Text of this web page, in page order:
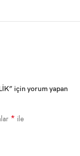
için yorum yapan
* ile